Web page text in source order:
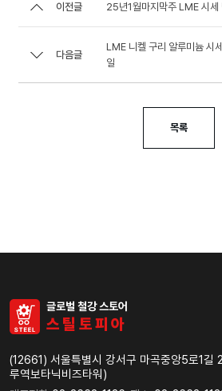
이전글 25년1월마지막주 LME 시세
다음글
LME 니켈 구리 알루미늄
일
목록
글로벌 철강 스토어
스 틸 토피 아
(12661) 서울특별시 강서구 마곡중앙5로1길
루역보타닉비즈타워)